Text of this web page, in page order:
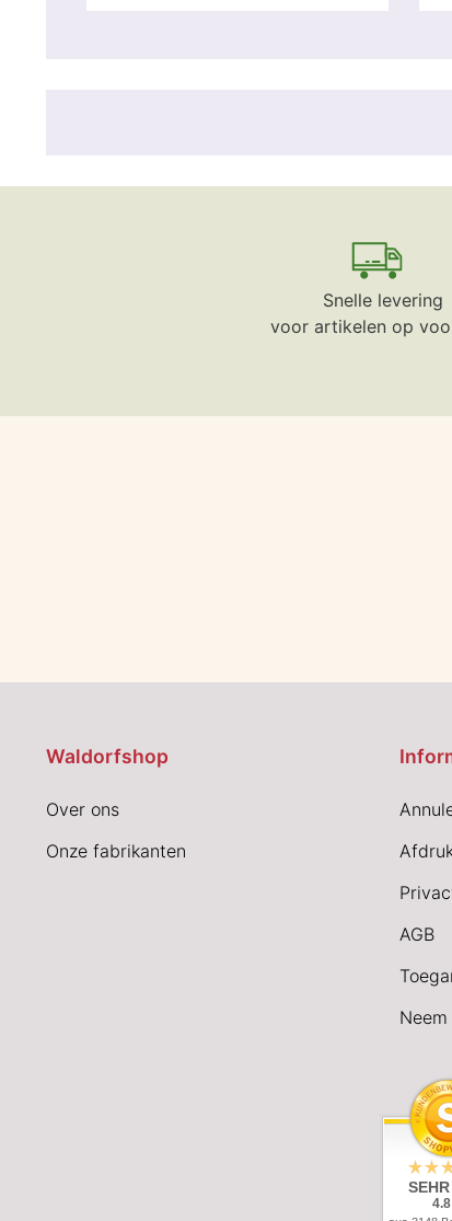
Snelle levering
voor artikelen op
Waldorfshop
Over ons
Onze fabrikanten
AGB